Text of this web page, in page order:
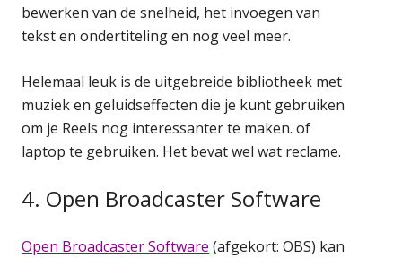
bewerken van de snelheid, het invoegen van
tekst en ondertiteling en nog veel meer.
Helemaal leuk is de uitgebreide bibliotheek met
muziek en geluidseffecten die je kunt gebruiken
om je Reels nog interessanter te maken. of
laptop te gebruiken. Het bevat wel wat reclame.
4. Open Broadcaster Software
Open Broadcaster Software (afgekort: OBS) kan